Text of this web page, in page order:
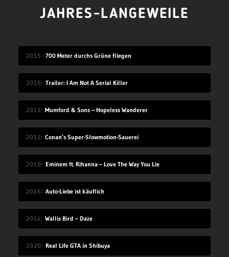
JAHRES-LANGEWEILE
2015 700 Meter durchs Grüne fliegen
2016 Trailer: I Am Not A Serial Killer
2013 Mumford & Sons – Hopeless Wanderer
2012 Conan’s Super-Slowmotion-Sauerei
2010 Eminem ft. Rihanna – Love The Way You Lie
2016 Auto-Liebe ist käuflich
2014 Wallis Bird – Daze
2020 Real Life GTA in Shibuya